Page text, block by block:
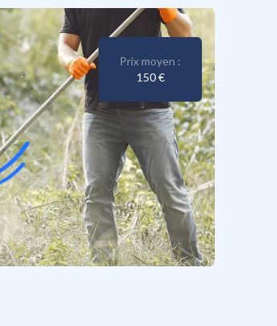
Prix moyen :
150 €